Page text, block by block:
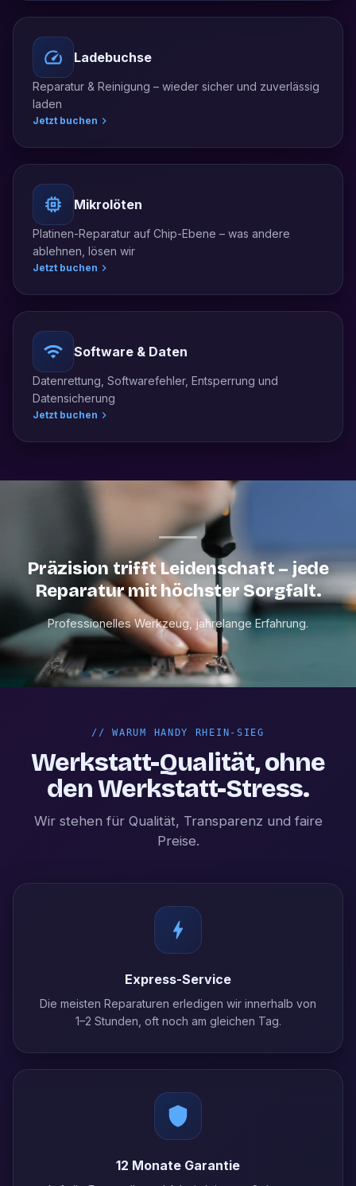
Ladebuchse
Reparatur & Reinigung – wieder sicher und zuverlässig
laden
Jetzt buchen
Mikrolöten
Platinen-Reparatur auf Chip-Ebene – was andere
ablehnen, lösen wir
Jetzt buchen
Software & Daten
Datenrettung, Softwarefehler, Entsperrung und
Datensicherung
Jetzt buchen
Präzision trifft Leidenschaft – jede
Reparatur mit höchster Sorgfalt.
Professionelles Werkzeug, jahrelange Erfahrung.
//WARUM HANDY RHEIN-SIEG
Werkstatt-Qualität, ohne
den Werkstatt-Stress.
Wir stehen für Qualität, Transparenz und faire
Preise.
Express-Service
Die meisten Reparaturen erledigen wir innerhalb von
1–2 Stunden, oft noch am gleichen Tag.
12 Monate Garantie